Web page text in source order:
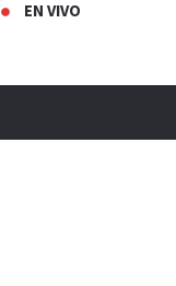
EN VIVO